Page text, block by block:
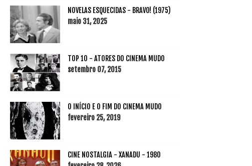
NOVELAS ESQUECIDAS - BRAVO! (1975)
maio 31, 2025
TOP 10 - ATORES DO CINEMA MUDO
setembro 07, 2015
O INÍCIO E O FIM DO CINEMA MUDO
fevereiro 25, 2019
CINE NOSTALGIA - XANADU - 1980